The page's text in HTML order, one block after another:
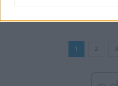
Redacţia - duminică, 21 iunie 2026
1 2 3